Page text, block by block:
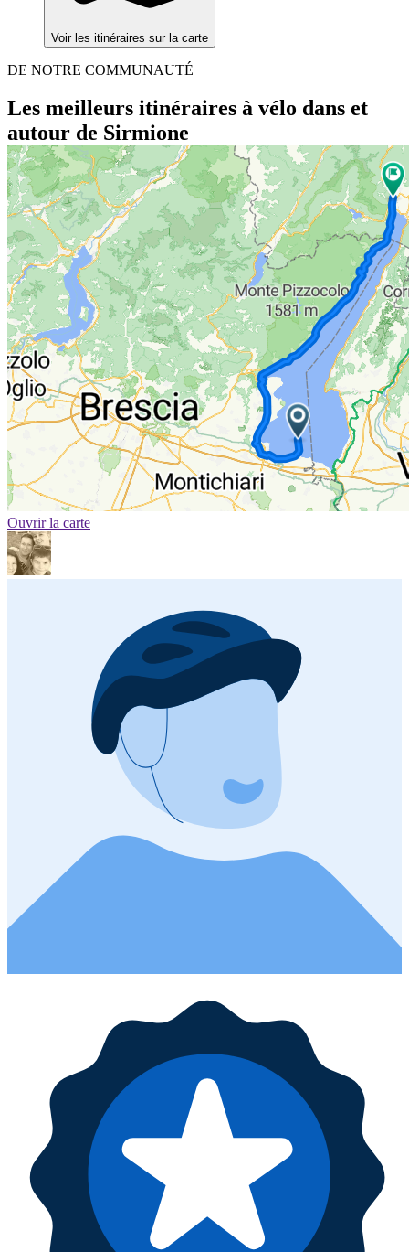
Voir les itinéraires sur la carte
DE NOTRE COMMUNAUTÉ
Les meilleurs itinéraires à vélo dans et
autour de Sirmione
Ouvrir la carte